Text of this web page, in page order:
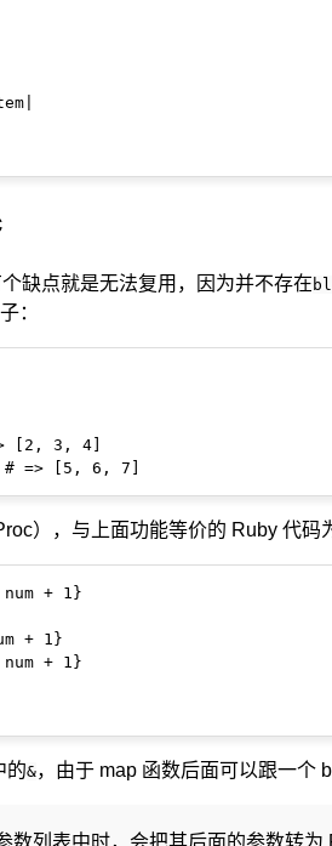
缺点就是无法复用，因为并不存在
：
[2, 3, 4]
），与上面功能等价的 Ruby 代码
+ 1}
+ 1}
+ 1}
的&，由于 map 函数后面可以跟一个
数列表中时，会把其后面的参数转